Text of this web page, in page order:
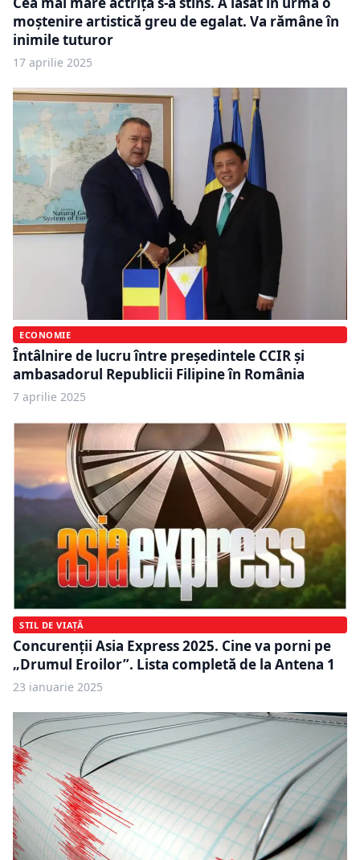
moștenire artistică greu de egalat. Va rămâne în
inimile tuturor
17 aprilie 2025
ECONOMIE
Întâlnire de lucru între președintele CCIR și
ambasadorul Republicii Filipine în România
7 aprilie 2025
STIL DE VIAȚĂ
Concurenții Asia Express 2025. Cine va porni pe
„Drumul Eroilor”. Lista completă de la Antena 1
23 ianuarie 2025